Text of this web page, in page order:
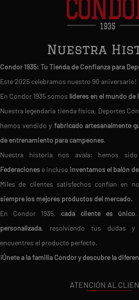
Nuestra
Condor 1935: Tu Tienda de Confianza para
Este 2025 celebramos nuestro 90 aniversario!
En Condor 1935 somos líderes en el mundo
Nuestra legendaria tienda física, Deportes
hemos vendido y fabricado artesanalmente
de entrenamiento para campeones.
Nuestra historia nos avala: hemos sido
Federaciones e incluso inventamos el balón
Miles de clientes satisfechos confían en
siempre los mejores productos del mercado.
En Condor 1935, cada cliente es único.
personalizada, resolviendo tus dudas y
encuentres el producto perfecto.
¡Únete a la familia Condor y descubre la
ATENCIÓN AL